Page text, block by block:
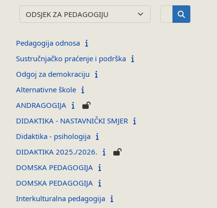
Категорії курсів
Пошук
Пошук
Pedagogija odnosa
Sustručnjačko praćenje i podrška
Odgoj za demokraciju
Alternativne škole
ANDRAGOGIJA
DIDAKTIKA - NASTAVNIČKI SMJER
Didaktika - psihologija
DIDAKTIKA 2025./2026.
DOMSKA PEDAGOGIJA
DOMSKA PEDAGOGIJA
Interkulturalna pedagogija